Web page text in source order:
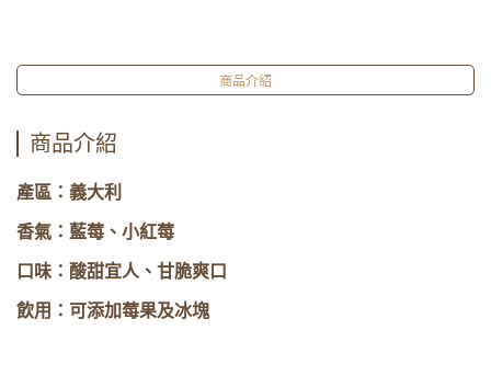
商品介紹
商品介紹
產區：義大利 ​
香氣：藍莓、小紅莓
口味：酸甜宜人、甘脆爽口
飲用：可添加莓果及冰塊